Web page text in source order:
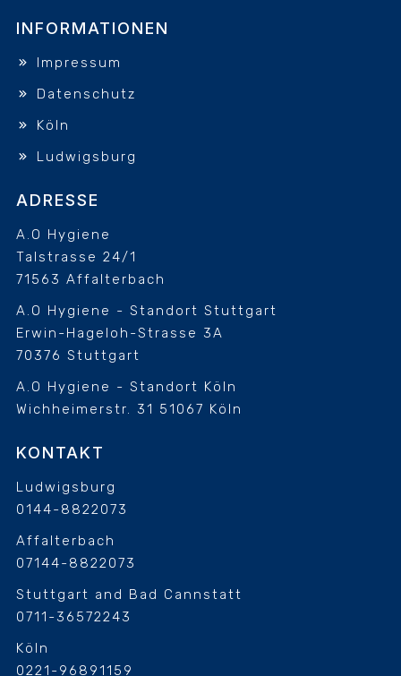
INFORMATIONEN
Impressum
Datenschutz
Köln
Ludwigsburg
ADRESSE
A.O Hygiene
Talstrasse 24/1
71563 Affalterbach
A.O Hygiene - Standort Stuttgart
Erwin-Hageloh-Strasse 3A
70376 Stuttgart
A.O Hygiene - Standort Köln
Wichheimerstr. 31 51067 Köln
KONTAKT
Ludwigsburg
0144-8822073
Affalterbach
07144-8822073
Stuttgart and Bad Cannstatt
0711-36572243
Köln
0221-96891159